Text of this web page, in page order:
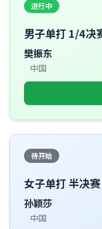
进行中
男子单打 1/4决
樊振东
中国
待开始
女子单打 半决赛
孙颖莎
中国